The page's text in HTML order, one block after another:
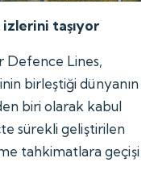
izlerini taşıyor
Defence Lines,
birleştiği dünyanın
biri olarak kabul
sürekli geliştirilen
tahkimatlara geçişi